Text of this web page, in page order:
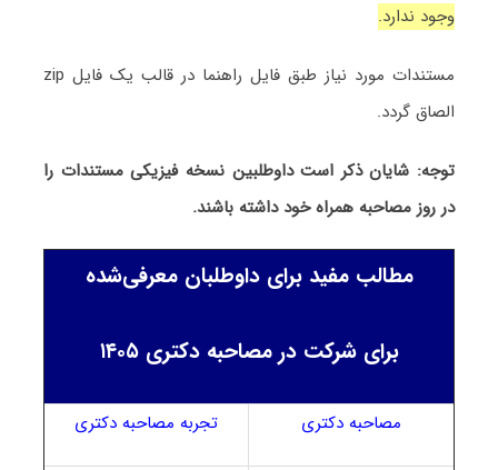
وجود ندارد.
مستندات مورد نیاز طبق فایل راهنما در قالب یک فایل zip
الصاق گردد.
توجه: شایان ذکر است داوطلبین نسخه فیزیکی مستندات را
در روز مصاحبه همراه خود داشته باشند.
مطالب مفید برای داوطلبان معرفی‌شده
برای شرکت در مصاحبه دکتری ۱۴۰۵
مصاحبه دکتری تجربه مصاحبه دکتری